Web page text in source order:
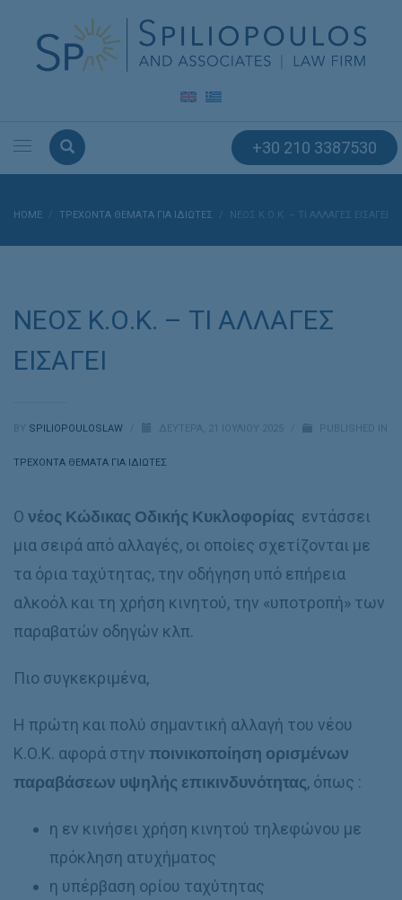
+30 210 3387530
HOME ΤΡΕΧΟΝΤΑ ΘΕΜΑΤΑ ΓΙΑ ΙΔΙΩΤΕΣ ΝΕΟΣ Κ.Ο.Κ. – ΤΙ ΑΛΛΑΓΕΣ ΕΙΣΑΓΕΙ
ΝΕΟΣ Κ.Ο.Κ. – ΤΙ ΑΛΛΑΓΕΣ
ΕΙΣΑΓΕΙ
BY SPILIOPOULOSLAW ΔΕΥΤΈΡΑ, 21 ΙΟΥΛΊΟΥ 2025 PUBLISHED IN
ΤΡΕΧΟΝΤΑ ΘΕΜΑΤΑ ΓΙΑ ΙΔΙΩΤΕΣ
Ο νέος Κώδικας Οδικής Κυκλοφορίας εντάσσει
μια σειρά από αλλαγές, οι οποίες σχετίζονται με
τα όρια ταχύτητας, την οδήγηση υπό επήρεια
αλκοόλ και τη χρήση κινητού, την «υποτροπή» των
παραβατών οδηγών κλπ.
Πιο συγκεκριμένα,
Η πρώτη και πολύ σημαντική αλλαγή του νέου
Κ.Ο.Κ. αφορά στην ποινικοποίηση ορισμένων
παραβάσεων υψηλής επικινδυνότητας, όπως :
η εν κινήσει χρήση κινητού τηλεφώνου με
πρόκληση ατυχήματος
η υπέρβαση ορίου ταχύτητας